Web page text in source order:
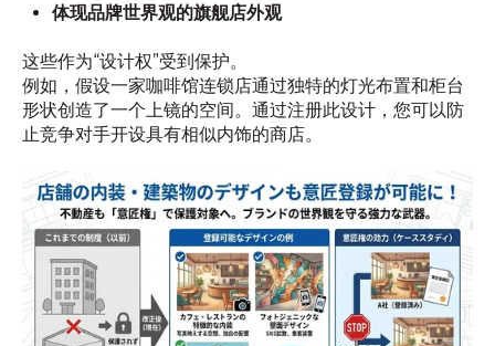
体现品牌世界观的旗舰店外观
这些作为“设计权”受到保护。
例如，假设一家咖啡馆连锁店通过独特的灯光布置和柜台
形状创造了一个上镜的空间。通过注册此设计，您可以防
止竞争对手开设具有相似内饰的商店。